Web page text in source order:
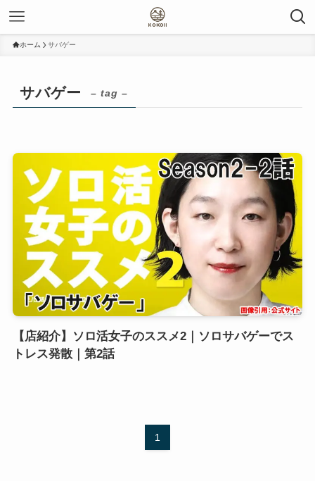
ホーム サバゲー
サバゲー – tag –
【店紹介】ソロ活女子のススメ2｜ソロサバゲーでス
トレス発散｜第2話
1